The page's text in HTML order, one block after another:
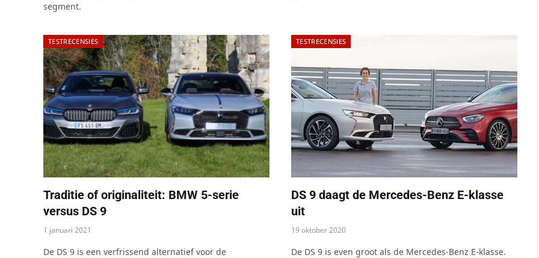
segment.
TESTRECENSIES
Traditie of originaliteit: BMW 5-serie
versus DS 9
1 januari 2021
De DS 9 is een verfrissend alternatief voor de
TESTRECENSIES
DS 9 daagt de Mercedes-Benz E-klasse
uit
19 oktober 2020
De DS 9 is even groot als de Mercedes-Benz E-klasse.